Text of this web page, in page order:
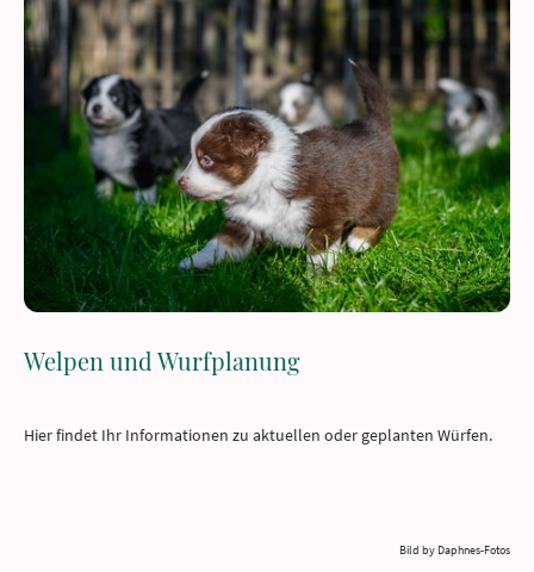
Welpen und Wurfplanung
Hier findet Ihr Informationen zu aktuellen oder geplanten Würfen.
Bild by Daphnes-Fotos